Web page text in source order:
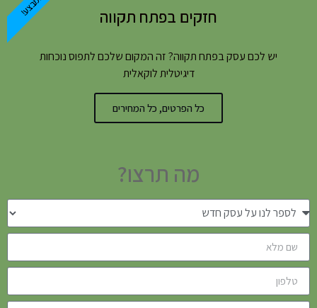
חזקים בפתח תקווה
יש לכם עסק בפתח תקווה? זה המקום שלכם לתפוס נוכחות
דיגיטלית לוקאלית
כל הפרטים, כל המחירים
מה תרצו?